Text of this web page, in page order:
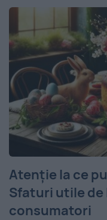
Atenție la ce
Sfaturi utile
consumatori